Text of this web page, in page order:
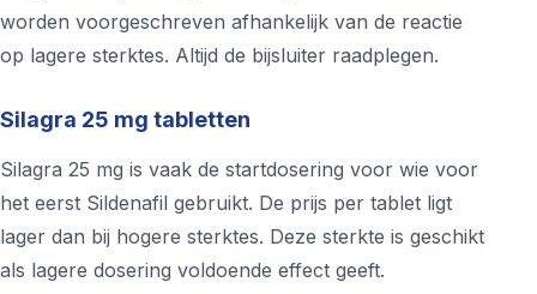
worden voorgeschreven afhankelijk van de reactie
op lagere sterktes. Altijd de bijsluiter raadplegen.
Silagra 25 mg tabletten
Silagra 25 mg is vaak de startdosering voor wie voor
het eerst Sildenafil gebruikt. De prijs per tablet ligt
lager dan bij hogere sterktes. Deze sterkte is geschikt
als lagere dosering voldoende effect geeft.